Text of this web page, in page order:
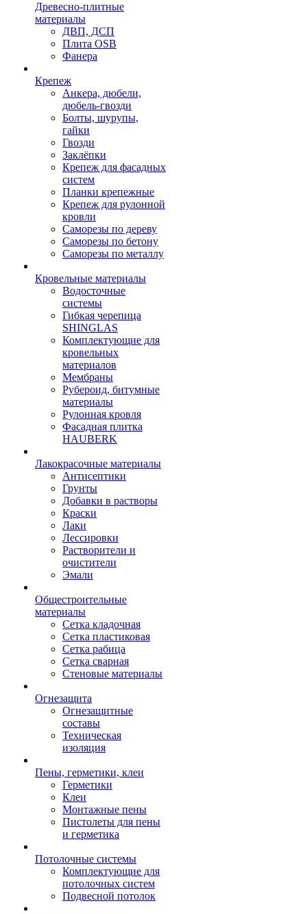
Древесно-плитные
материалы
ДВП, ДСП
Плита OSB
Фанера
Крепеж
Анкера, дюбели,
дюбель-гвозди
Болты, шурупы,
гайки
Гвозди
Заклёпки
Крепеж для фасадных
систем
Планки крепежные
Крепеж для рулонной
кровли
Саморезы по дереву
Саморезы по бетону
Саморезы по металлу
Кровельные материалы
Водосточные
системы
Гибкая черепица
SHINGLAS
Комплектующие для
кровельных
материалов
Мембраны
Рубероид, битумные
материалы
Рулонная кровля
Фасадная плитка
HAUBERK
Лакокрасочные материалы
Антисептики
Грунты
Добавки в растворы
Краски
Лаки
Лессировки
Растворители и
очистители
Эмали
Общестроительные
материалы
Сетка кладочная
Сетка пластиковая
Сетка рабица
Сетка сварная
Стеновые материалы
Огнезащита
Огнезащитные
составы
Техническая
изоляция
Пены, герметики, клеи
Герметики
Клеи
Монтажные пены
Пистолеты для пены
и герметика
Потолочные системы
Комплектующие для
потолочных систем
Подвесной потолок